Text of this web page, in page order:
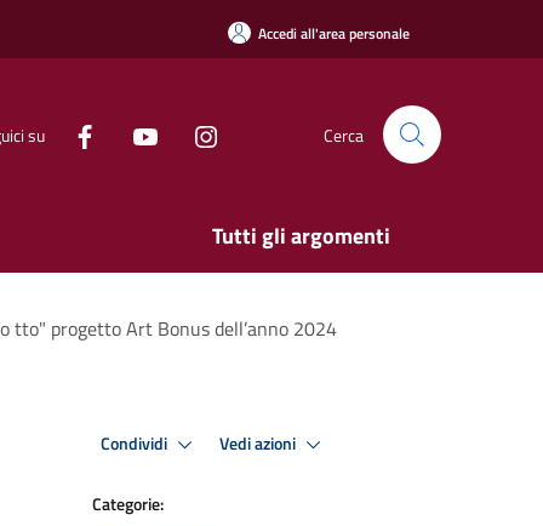
Accedi all'area personale
su Cerca
Tutti gli argomenti
tto" progetto Art Bonus dell’anno 2024
Condividi Vedi azioni
Categorie: